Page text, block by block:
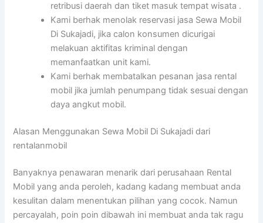
retribusi daerah dan tiket masuk tempat wisata .
Kami berhak menolak reservasi jasa Sewa Mobil
Di Sukajadi, jika calon konsumen dicurigai
melakuan aktifitas kriminal dengan
memanfaatkan unit kami.
Kami berhak membatalkan pesanan jasa rental
mobil jika jumlah penumpang tidak sesuai dengan
daya angkut mobil.
Alasan Menggunakan Sewa Mobil Di Sukajadi dari
rentalanmobil
Banyaknya penawaran menarik dari perusahaan Rental
Mobil yang anda peroleh, kadang kadang membuat anda
kesulitan dalam menentukan pilihan yang cocok. Namun
percayalah, poin poin dibawah ini membuat anda tak ragu